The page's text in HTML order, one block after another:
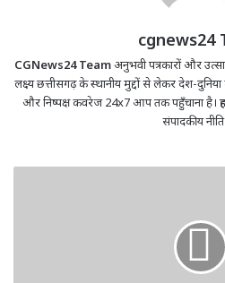
cgnews24
CGNews24 Teamअनुभवी पत्रकारों और
लक्ष्य छत्तीसगढ़ के स्थानीय मुद्दों से लेकर देश-
और निष्पक्ष कवरेज 24x7 आप तक पहुँचाना है।
संपादकीय